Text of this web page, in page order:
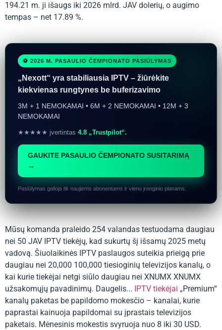
194.21 m. ji išaugs iki 2026 mlrd. JAV dolerių, o augimo
tempas – net 17.89 %.
⚽ 2026 M. PASAULIO ČEMPIONATO PASIŪLYMAS
„Nexott“ yra stabiliausia IPTV – žiūrėkite
kiekvienas rungtynes ​​be buferizavimo
3M + 1 NEMOKAMAI • 6M + 2 NEMOKAMAI • 12M + 3
NEMOKAMAI
★★★★★ įvertintas 4.8 „Trustpilot“.
GAUKITE PASAULIO ČEMPIONATO SUSITARIMĄ
→
Pasiūlymas galioja tik naujiems abonentams ir vieno įrenginio planams.
Mūsų komanda praleido 254 valandas testuodama daugiau
nei 50 JAV IPTV tiekėjų, kad sukurtų šį išsamų 2025 metų
vadovą. Šiuolaikinės IPTV paslaugos suteikia prieigą prie
daugiau nei 20,000 100,000 tiesioginių televizijos kanalų, o
kai kurie tiekėjai netgi siūlo daugiau nei XNUMX XNUMX
užsakomųjų pavadinimų. Daugelis... IPTV tiekėjai „Premium“
kanalų paketas be papildomo mokesčio – kanalai, kurie
paprastai kainuoja papildomai su įprastais televizijos
paketais. Mėnesinis mokestis svyruoja nuo 8 iki 30 USD.